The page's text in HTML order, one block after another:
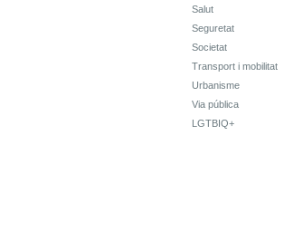
Salut
Seguretat
Societat
Transport i mobilitat
Urbanisme
Via pública
LGTBIQ+